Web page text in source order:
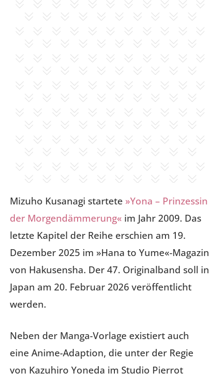
Mizuho Kusanagi startete »Yona – Prinzessin
der Morgendämmerung« im Jahr 2009. Das
letzte Kapitel der Reihe erschien am 19.
Dezember 2025 im »Hana to Yume«-Magazin
von Hakusensha. Der 47. Originalband soll in
Japan am 20. Februar 2026 veröffentlicht
werden.
Neben der Manga-Vorlage existiert auch
eine Anime-Adaption, die unter der Regie
von Kazuhiro Yoneda im Studio Pierrot